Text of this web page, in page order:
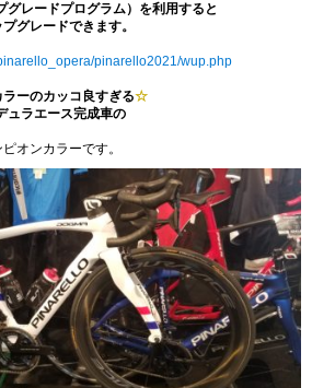
グレードプログラム）を利用すると
グレードできます。
pinarello2021/wup.php
ーのカッコ良すぎる☆
ュラエース完成車の
オンカラーです。